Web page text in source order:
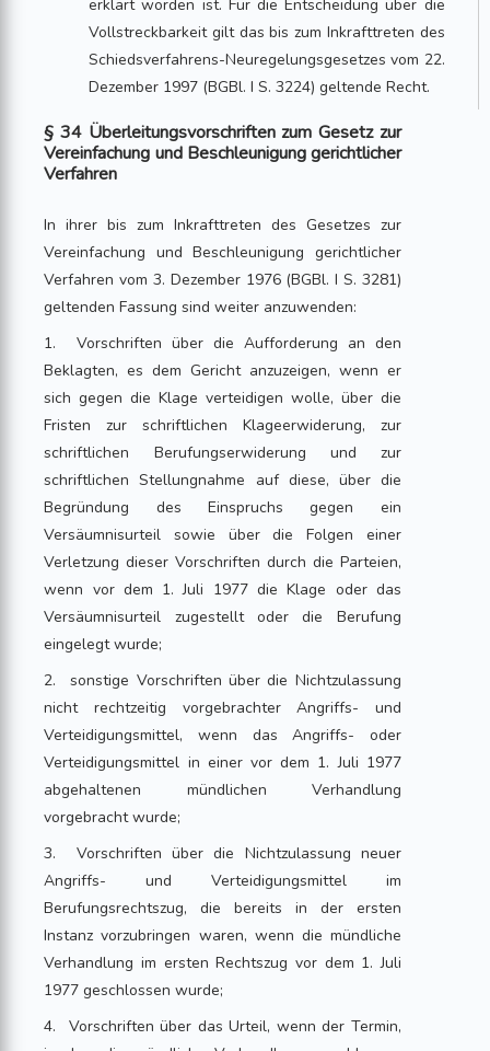
erklärt worden ist. Für die Entscheidung über die
Vollstreckbarkeit gilt das bis zum Inkrafttreten des
Schiedsverfahrens-Neuregelungsgesetzes vom 22.
Dezember 1997 (BGBl. I S. 3224) geltende Recht.
§ 34 Überleitungsvorschriften zum Gesetz zur
Vereinfachung und Beschleunigung gerichtlicher
Verfahren
In ihrer bis zum Inkrafttreten des Gesetzes zur
Vereinfachung und Beschleunigung gerichtlicher
Verfahren vom 3. Dezember 1976 (BGBl. I S. 3281)
geltenden Fassung sind weiter anzuwenden:
1. Vorschriften über die Aufforderung an den
Beklagten, es dem Gericht anzuzeigen, wenn er
sich gegen die Klage verteidigen wolle, über die
Fristen zur schriftlichen Klageerwiderung, zur
schriftlichen Berufungserwiderung und zur
schriftlichen Stellungnahme auf diese, über die
Begründung des Einspruchs gegen ein
Versäumnisurteil sowie über die Folgen einer
Verletzung dieser Vorschriften durch die Parteien,
wenn vor dem 1. Juli 1977 die Klage oder das
Versäumnisurteil zugestellt oder die Berufung
eingelegt wurde;
2. sonstige Vorschriften über die Nichtzulassung
nicht rechtzeitig vorgebrachter Angriffs- und
Verteidigungsmittel, wenn das Angriffs- oder
Verteidigungsmittel in einer vor dem 1. Juli 1977
abgehaltenen mündlichen Verhandlung
vorgebracht wurde;
3. Vorschriften über die Nichtzulassung neuer
Angriffs- und Verteidigungsmittel im
Berufungsrechtszug, die bereits in der ersten
Instanz vorzubringen waren, wenn die mündliche
Verhandlung im ersten Rechtszug vor dem 1. Juli
1977 geschlossen wurde;
4. Vorschriften über das Urteil, wenn der Termin,